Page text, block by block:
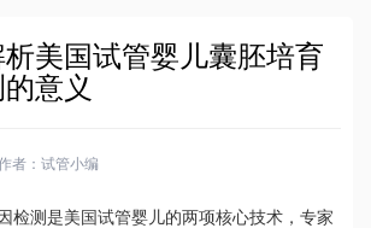
美国试管婴儿囊胚培育
意义
者： 试管小编
测是美国试管婴儿的两项核心技术，专家